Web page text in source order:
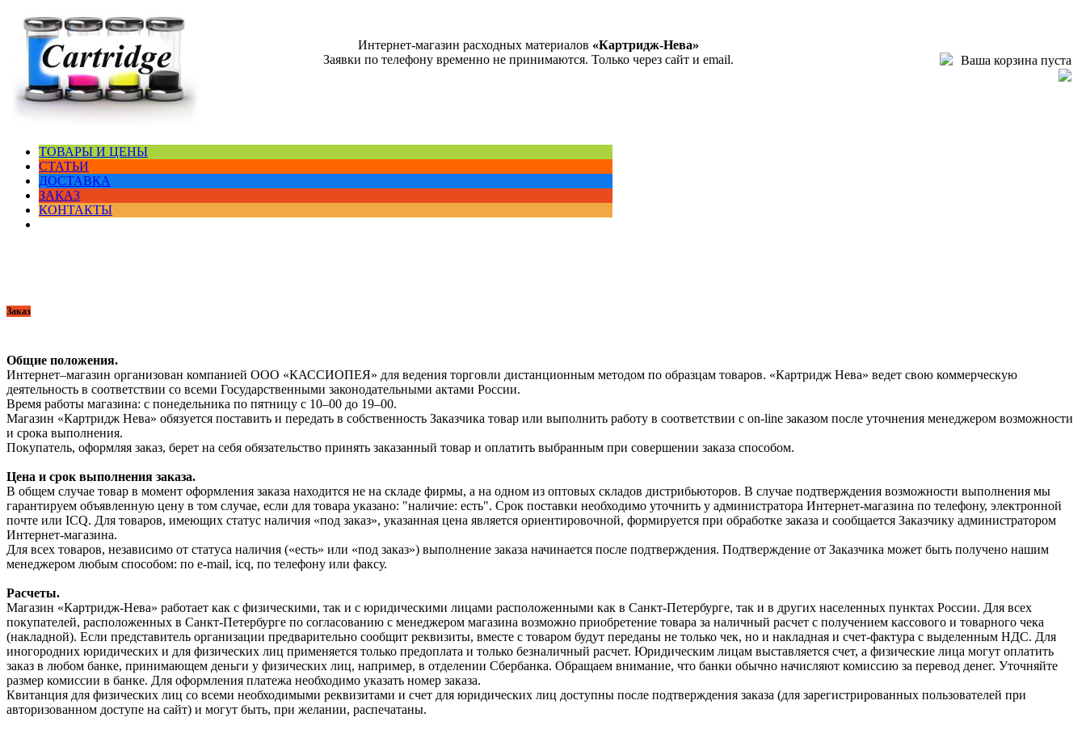
Интернет-магазин расходных материалов «Картридж-Нева»
Заявки по телефону временно не принимаются. Только через сайт и email.
Ваша корзина пуста
ТОВАРЫ И ЦЕНЫ
СТАТЬИ
ДОСТАВКА
ЗАКАЗ
КОНТАКТЫ
Заказ
Общие положения.
Интернет–магазин организован компанией ООО «КАССИОПЕЯ» для ведения торговли дистанционным методом по образцам товаров. «Картридж Нева» ведет свою коммерческую
деятельность в соответствии со всеми Государственными законодательными актами России.
Время работы магазина: с понедельника по пятницу с 10–00 до 19–00.
Магазин «Картридж Нева» обязуется поставить и передать в собственность Заказчика товар или выполнить работу в соответствии с on-line заказом после уточнения менеджером возможности
и срока выполнения.
Покупатель, оформляя заказ, берет на себя обязательство принять заказанный товар и оплатить выбранным при совершении заказа способом.
Цена и срок выполнения заказа.
В общем случае товар в момент оформления заказа находится не на складе фирмы, а на одном из оптовых складов дистрибьюторов. В случае подтверждения возможности выполнения мы
гарантируем объявленную цену в том случае, если для товара указано: "наличие: есть". Срок поставки необходимо уточнить у администратора Интернет-магазина по телефону, электронной
почте или ICQ. Для товаров, имеющих статус наличия «под заказ», указанная цена является ориентировочной, формируется при обработке заказа и сообщается Заказчику администратором
Интернет-магазина.
Для всех товаров, независимо от статуса наличия («есть» или «под заказ») выполнение заказа начинается после подтверждения. Подтверждение от Заказчика может быть получено нашим
менеджером любым способом: по e-mail, icq, по телефону или факсу.
Расчеты.
Магазин «Картридж-Нева» работает как с физическими, так и с юридическими лицами расположенными как в Санкт-Петербурге, так и в других населенных пунктах России. Для всех
покупателей, расположенных в Санкт-Петербурге по согласованию с менеджером магазина возможно приобретение товара за наличный расчет с получением кассового и товарного чека
(накладной). Если представитель организации предварительно сообщит реквизиты, вместе с товаром будут переданы не только чек, но и накладная и счет-фактура с выделенным НДС. Для
иногородних юридических и для физических лиц применяется только предоплата и только безналичный расчет. Юридическим лицам выставляется счет, а физические лица могут оплатить
заказ в любом банке, принимающем деньги у физических лиц, например, в отделении Сбербанка. Обращаем внимание, что банки обычно начисляют комиссию за перевод денег. Уточняйте
размер комиссии в банке. Для оформления платежа необходимо указать номер заказа.
Квитанция для физических лиц со всеми необходимыми реквизитами и счет для юридических лиц доступны после подтверждения заказа (для зарегистрированных пользователей при
авторизованном доступе на сайт) и могут быть, при желании, распечатаны.